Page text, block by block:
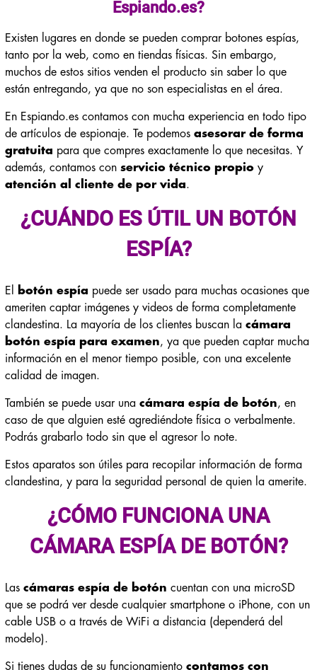
Espiando.es?
Existen lugares en donde se pueden comprar botones espías,
tanto por la web, como en tiendas físicas. Sin embargo,
muchos de estos sitios venden el producto sin saber lo que
están entregando, ya que no son especialistas en el área.
En Espiando.es contamos con mucha experiencia en todo tipo
de artículos de espionaje. Te podemos asesorar de forma
gratuita para que compres exactamente lo que necesitas. Y
además, contamos con servicio técnico propioy
atención al cliente de por vida.
¿CUÁNDO ES ÚTIL UN BOTÓN
ESPÍA?
El botón espía puede ser usado para muchas ocasiones que
ameriten captar imágenes y videos de forma completamente
clandestina. La mayoría de los clientes buscan la cámara
botón espía para examen, ya que pueden captar mucha
información en el menor tiempo posible, con una excelente
calidad de imagen.
También se puede usar una cámara espía de botón, en
caso de que alguien esté agrediéndote física o verbalmente.
Podrás grabarlo todo sin que el agresor lo note.
Estos aparatos son útiles para recopilar información de forma
clandestina, y para la seguridad personal de quien la amerite.
¿CÓMO FUNCIONA UNA
CÁMARA ESPÍA DE BOTÓN?
Las cámaras espía de botón cuentan con una microSD
que se podrá ver desde cualquier smartphone o iPhone, con un
cable USB o a través de WiFi a distancia (dependerá del
modelo).
Si tienes dudas de su funcionamiento contamos con